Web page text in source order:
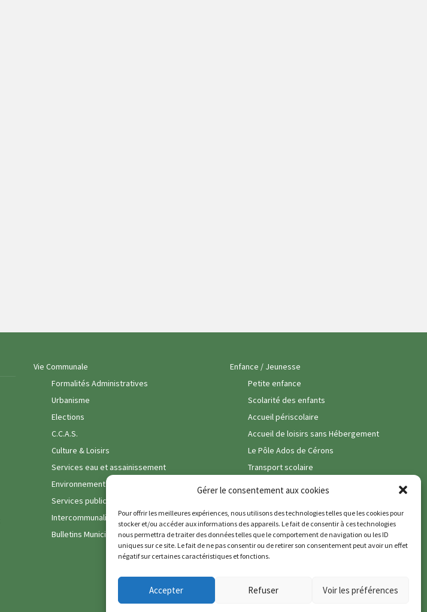
Gérer le consentement aux cookies
Pour offrir les meilleures expériences, nous utilisons des technologies telles que les cookies pour
stocker et/ou accéder aux informations des appareils. Le fait de consentir à ces technologies
nous permettra de traiter des données telles que le comportement de navigation ou les ID
uniques sur ce site. Le fait de ne pas consentir ou de retirer son consentement peut avoir un effet
négatif sur certaines caractéristiques et fonctions.
Accepter Refuser Voir les préférences
Vie Communale
Formalités Administratives
Urbanisme
Elections
C.C.A.S.
Culture & Loisirs
Services eau et assainissement
Environnement
Services publics
Intercommunalité
Bulletins Municipaux
Enfance / Jeunesse
Petite enfance
Scolarité des enfants
Accueil périscolaire
Accueil de loisirs sans Hébergement
Le Pôle Ados de Cérons
Transport scolaire
Vie Associative
Commerces
Pôle santé
Entreprises & Artisans
Viticulture